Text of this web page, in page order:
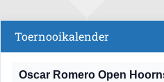
Toernooikalender
Oscar Romero Open